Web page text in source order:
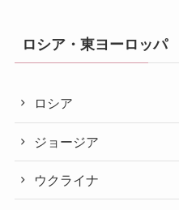
ロシア・東ヨーロッパ
ロシア
ジョージア
ウクライナ